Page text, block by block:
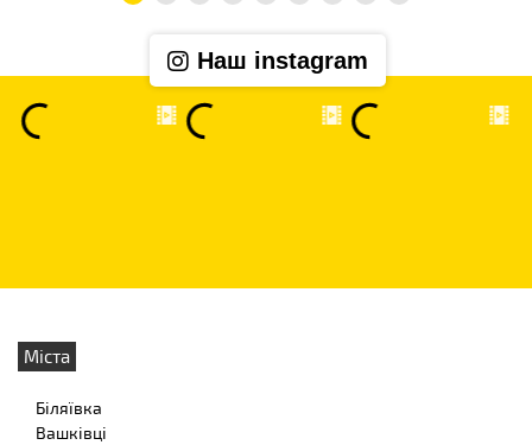
Наш instagram
Міста
Біляївка
Вашківці